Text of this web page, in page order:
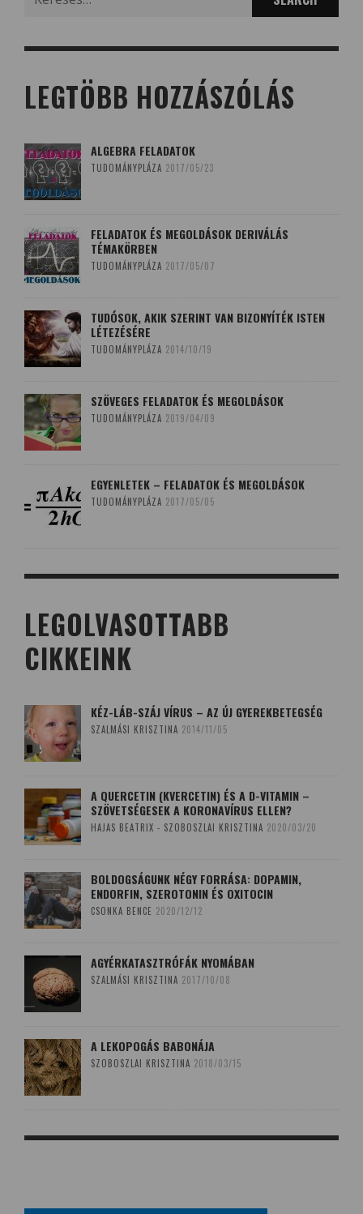
LEGTÖBB HOZZÁSZÓLÁS
ALGEBRA FELADATOK
TUDOMÁNYPLÁZA 2017/05/23
FELADATOK ÉS MEGOLDÁSOK DERIVÁLÁS
TÉMAKÖRBEN
TUDOMÁNYPLÁZA 2017/05/07
TUDÓSOK, AKIK SZERINT VAN BIZONYÍTÉK ISTEN
LÉTEZÉSÉRE
TUDOMÁNYPLÁZA 2014/10/19
SZÖVEGES FELADATOK ÉS MEGOLDÁSOK
TUDOMÁNYPLÁZA 2019/04/09
EGYENLETEK – FELADATOK ÉS MEGOLDÁSOK
TUDOMÁNYPLÁZA 2017/05/05
LEGOLVASOTTABB
CIKKEINK
KÉZ-LÁB-SZÁJ VÍRUS – AZ ÚJ GYEREKBETEGSÉG
SZALMÁSI KRISZTINA 2014/11/05
A QUERCETIN (KVERCETIN) ÉS A D-VITAMIN –
SZÖVETSÉGESEK A KORONAVÍRUS ELLEN?
HAJAS BEATRIX - SZOBOSZLAI KRISZTINA 2020/03/20
BOLDOGSÁGUNK NÉGY FORRÁSA: DOPAMIN,
ENDORFIN, SZEROTONIN ÉS OXITOCIN
CSONKA BENCE 2020/12/12
AGYÉRKATASZTRÓFÁK NYOMÁBAN
SZALMÁSI KRISZTINA 2017/10/08
A LEKOPOGÁS BABONÁJA
SZOBOSZLAI KRISZTINA 2018/03/15